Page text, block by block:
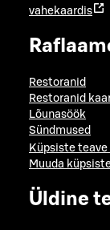
vahekaardis
Restoranid
Restoranid
Lõunasöök
Sündmused
Küpsiste teave
Muuda
Üldine